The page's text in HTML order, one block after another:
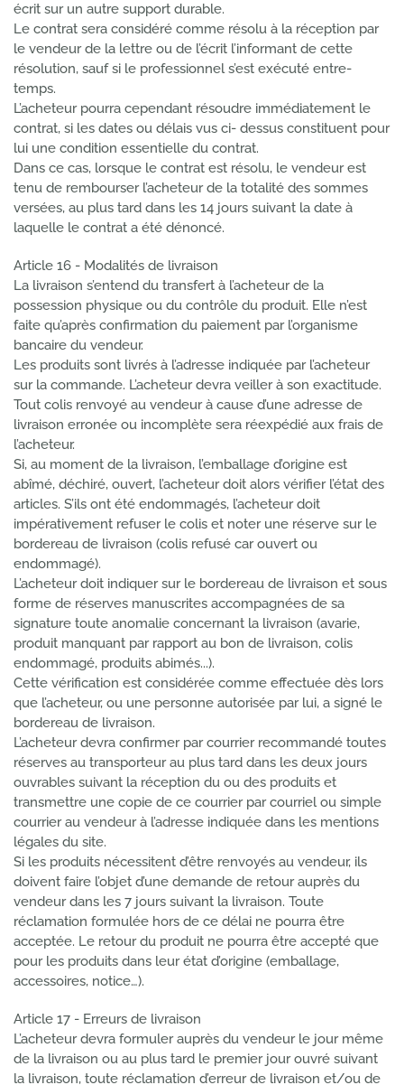
écrit sur un autre support durable.
Le contrat sera considéré comme résolu à la réception par
le vendeur de la lettre ou de l’écrit l’informant de cette
résolution, sauf si le professionnel s’est exécuté entre-
temps.
L’acheteur pourra cependant résoudre immédiatement le
contrat, si les dates ou délais vus ci- dessus constituent pour
lui une condition essentielle du contrat.
Dans ce cas, lorsque le contrat est résolu, le vendeur est
tenu de rembourser l’acheteur de la totalité des sommes
versées, au plus tard dans les 14 jours suivant la date à
laquelle le contrat a été dénoncé.
Article 16 - Modalités de livraison
La livraison s’entend du transfert à l’acheteur de la
possession physique ou du contrôle du produit. Elle n’est
faite qu’après confirmation du paiement par l’organisme
bancaire du vendeur.
Les produits sont livrés à l’adresse indiquée par l’acheteur
sur la commande. L’acheteur devra veiller à son exactitude.
Tout colis renvoyé au vendeur à cause d’une adresse de
livraison erronée ou incomplète sera réexpédié aux frais de
l’acheteur.
Si, au moment de la livraison, l’emballage d’origine est
abîmé, déchiré, ouvert, l’acheteur doit alors vérifier l’état des
articles. S’ils ont été endommagés, l’acheteur doit
impérativement refuser le colis et noter une réserve sur le
bordereau de livraison (colis refusé car ouvert ou
endommagé).
L’acheteur doit indiquer sur le bordereau de livraison et sous
forme de réserves manuscrites accompagnées de sa
signature toute anomalie concernant la livraison (avarie,
produit manquant par rapport au bon de livraison, colis
endommagé, produits abimés...).
Cette vérification est considérée comme effectuée dès lors
que l’acheteur, ou une personne autorisée par lui, a signé le
bordereau de livraison.
L’acheteur devra confirmer par courrier recommandé toutes
réserves au transporteur au plus tard dans les deux jours
ouvrables suivant la réception du ou des produits et
transmettre une copie de ce courrier par courriel ou simple
courrier au vendeur à l’adresse indiquée dans les mentions
légales du site.
Si les produits nécessitent d’être renvoyés au vendeur, ils
doivent faire l’objet d’une demande de retour auprès du
vendeur dans les 7 jours suivant la livraison. Toute
réclamation formulée hors de ce délai ne pourra être
acceptée. Le retour du produit ne pourra être accepté que
pour les produits dans leur état d’origine (emballage,
accessoires, notice…).
Article 17 - Erreurs de livraison
L’acheteur devra formuler auprès du vendeur le jour même
de la livraison ou au plus tard le premier jour ouvré suivant
la livraison, toute réclamation d’erreur de livraison et/ou de